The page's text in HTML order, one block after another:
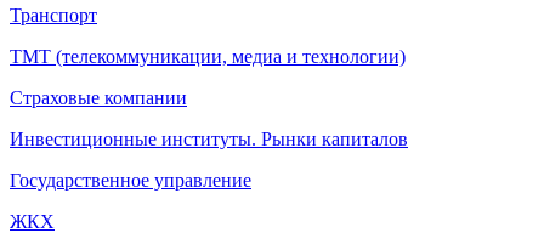
Транспорт
ТМТ (телекоммуникации, медиа и технологии)
Страховые компании
Инвестиционные институты. Рынки капиталов
Государственное управление
ЖКХ